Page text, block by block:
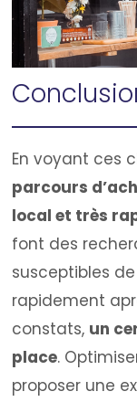
En voyant ces
parcours
local et très
font des
susceptibles
rapidement
constats, un
place.
proposer une